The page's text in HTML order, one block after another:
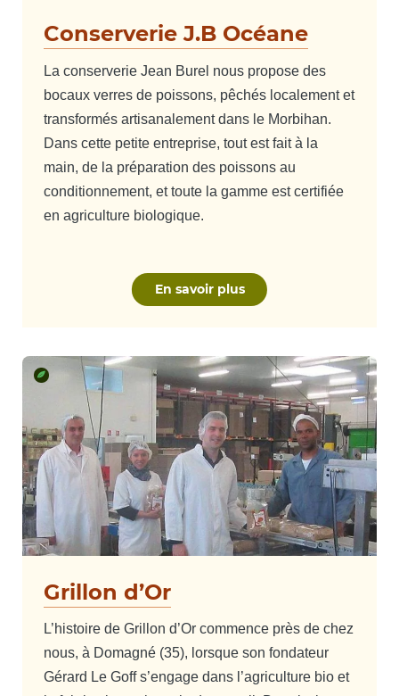
Conserverie J.B Océane
La conserverie Jean Burel nous propose des
bocaux verres de poissons, pêchés localement et
transformés artisanalement dans le Morbihan.
Dans cette petite entreprise, tout est fait à la
main, de la préparation des poissons au
conditionnement, et toute la gamme est certifiée
en agriculture biologique.
En savoir plus
Grillon d’Or
L’histoire de Grillon d’Or commence près de chez
nous, à Domagné (35), lorsque son fondateur
Gérard Le Goff s’engage dans l’agriculture bio et